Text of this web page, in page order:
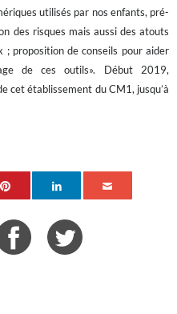
utilisés par nos enfants, pré-
des risques mais aussi des atouts
; proposition de conseils pour aider
de ces outils». Début 2019,
cet établissement du CM1, jusqu’à